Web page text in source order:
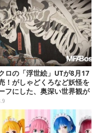
ロの「浮世絵」UTが8月17
！がしゃどくろなど妖怪を
フにした、奥深い世界観が
オシャレ